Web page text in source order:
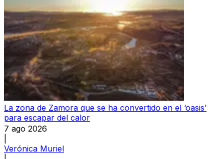
La zona de Zamora que se ha convertido en el ‘oasis’
para escapar del calor
7 ago 2026
Verónica Muriel